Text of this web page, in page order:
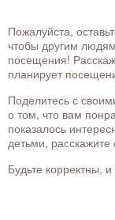
Пожалуйста,
чтобы другим
посещения!
планирует
Поделитесь с
о том, что вам
показалось
детьми,
Будьте корректны,